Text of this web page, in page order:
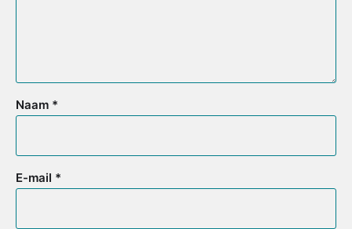
Naam *
E-mail *